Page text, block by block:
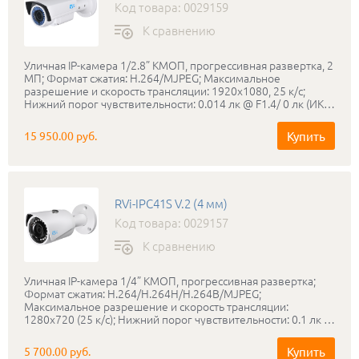
Код товара: 0029159
К сравнению
Уличная IP-камера 1/2.8” КМОП, прогрессивная развертка, 2
МП; Формат сжатия: H.264/MJPEG; Максимальное
разрешение и скорость трансляции: 1920х1080, 25 к/с;
Нижний порог чувствительности: 0.014 лк @ F1.4/ 0 лк (ИК
ночь»: Механический ИК-фильтр; ИК-подсветка: до 30
метров; Запись на micro SD карту до 128 ГБ; Соответствие
стандартам ONVIF; Класс защиты: IP66; Диапазон рабочих
программное обеспечение RVi-SmartPSS
15 950.00 руб. Купить
RVi-IPC41S V.2 (4 мм)
Код товара: 0029157
К сравнению
Уличная IP-камера 1/4” КМОП, прогрессивная развертка;
Формат сжатия: H.264/H.264H/H.264B/MJPEG;
Максимальное разрешение и скорость трансляции:
1280х720 (25 к/с); Нижний порог чувствительности: 0.1 лк /
Механический ИК-фильтр; Объектив: 4 мм; ИК-подсветка:
5 700.00 руб. Купить